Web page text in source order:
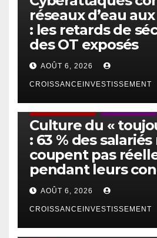
réseaux d’eau
: les retards de
des OT exposés
AOÛT 6, 2026
CROISSANCEINVESTISSEMENT
Culture du «
: 63 % des salariés
coupent pas
pendant leurs
AOÛT 6, 2026
CROISSANCEINVESTISSEMENT